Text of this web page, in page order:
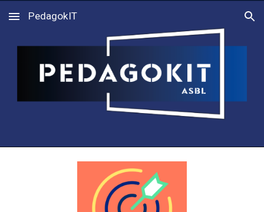
Skip to main content Skip to navigation
PedagokIT